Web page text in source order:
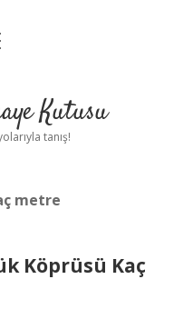
Kutusu
tanış!
metre
Köprüsü Kaç